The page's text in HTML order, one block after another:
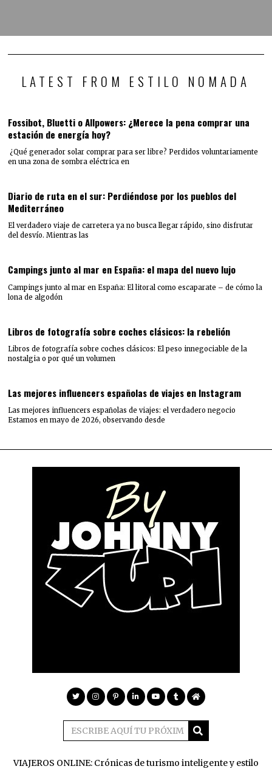
LATEST FROM ESTILO NOMADA
Fossibot, Bluetti o Allpowers: ¿Merece la pena comprar una
estación de energía hoy?
¿Qué generador solar comprar para ser libre? Perdidos voluntariamente
en una zona de sombra eléctrica en
Diario de ruta en el sur: Perdiéndose por los pueblos del
Mediterráneo
El verdadero viaje de carretera ya no busca llegar rápido, sino disfrutar
del desvío. Mientras las
Campings junto al mar en España: el mapa del nuevo lujo
Campings junto al mar en España: El litoral como escaparate – de cómo la
lona de algodón
Libros de fotografía sobre coches clásicos: la rebelión
Libros de fotografía sobre coches clásicos: El peso innegociable de la
nostalgia o por qué un volumen
Las mejores influencers españolas de viajes en Instagram
Las mejores influencers españolas de viajes: el verdadero negocio
Estamos en mayo de 2026, observando desde
VIAJEROS ONLINE: Crónicas de turismo inteligente y estilo